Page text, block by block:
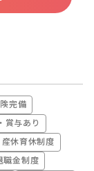
完備
賞与あり
産休育休制度
職金制度